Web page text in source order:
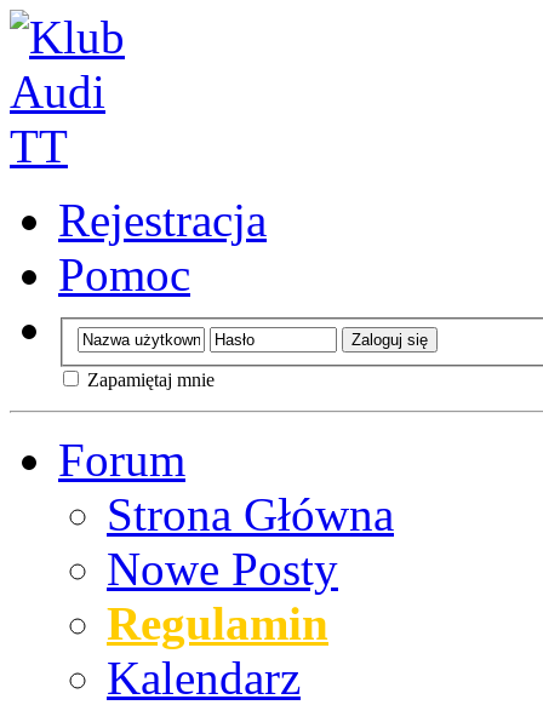
Rejestracja
Pomoc
Zapamiętaj mnie
Forum
Strona Główna
Nowe Posty
Regulamin
Kalendarz